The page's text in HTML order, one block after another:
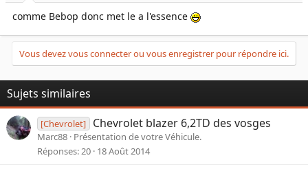
comme Bebop donc met le a l'essence
Vous devez vous connecter ou vous enregistrer pour répondre ici.
Sujets similaires
[Chevrolet] Chevrolet blazer 6,2TD des vosges
Marc88 Présentation de votre Véhicule.
Réponses 20 18 Août 2014